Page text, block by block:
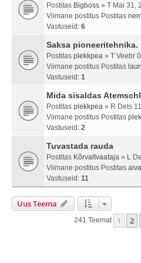
Postitas Bigboss » T Mai 31,
Viimane postitus Postitas
Vastuseid: 6
Saksa pioneeritehnika.
Postitas plekkpea » T Veebr
Viimane postitus Postitas lauri
Vastuseid: 1
Mida sisaldas
Postitas plekkpea » R Dets
Viimane postitus Postitas
Vastuseid: 2
Tuvastada rauda
Postitas Kõrvaltvaataja » L
Viimane postitus Postitas
Vastuseid: 11
Uus Teema
241 Teemat 1 2